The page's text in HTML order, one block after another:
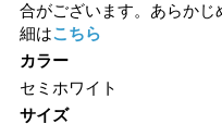
合がございます。あらか
細はこちら
カラー
セミホワイト
サイズ